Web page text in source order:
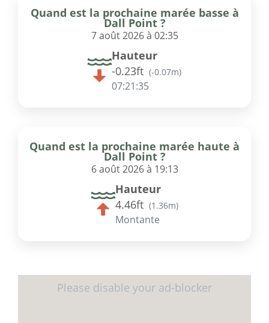
Quand est la prochaine marée basse à
Dall Point ?
7 août 2026 à 02:35
Hauteur
-0.23ft (-0.07m)
07:21:35
Quand est la prochaine marée haute à
Dall Point ?
6 août 2026 à 19:13
Hauteur
4.46ft (1.36m)
Montante